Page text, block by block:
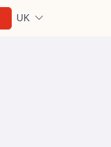
UK